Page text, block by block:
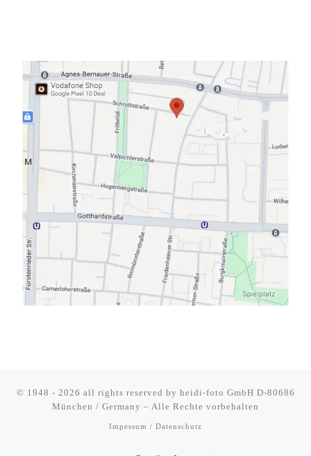
© 1948 - 2026 all rights reserved by heidi-foto GmbH D-80686
München / Germany – Alle Rechte vorbehalten
Impessum / Datenschutz